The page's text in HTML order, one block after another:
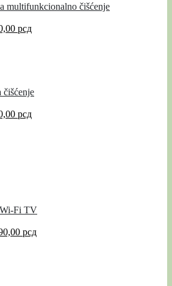
multifunkcionalno čišćenje
рсд
čišćenje
рсд
Fi TV
рсд